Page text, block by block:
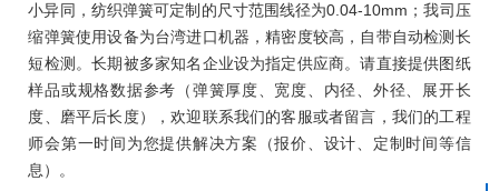
小异同，纺织弹簧可定制的尺寸范围线径为0.04-10mm；我司压
缩弹簧使用设备为台湾进口机器，精密度较高，自带自动检测长
短检测。长期被多家知名企业设为指定供应商。请直接提供图纸
样品或规格数据参考（弹簧厚度、宽度、内径、外径、展开长
度、磨平后长度），欢迎联系我们的客服或者留言，我们的工程
师会第一时间为您提供解决方案（报价、设计、定制时间等信
息）。